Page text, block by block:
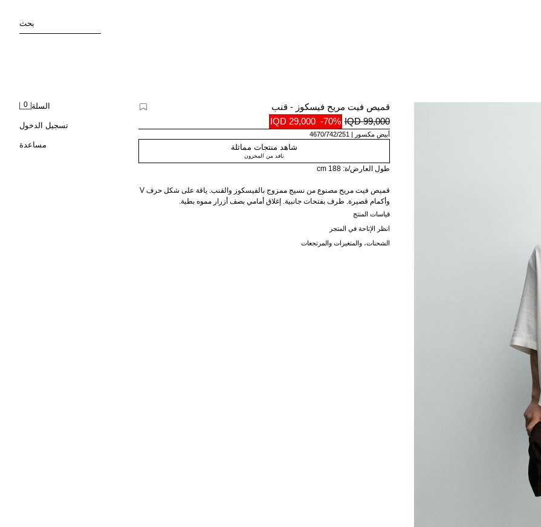
بحث
السلة 0
تسجيل الدخول
مساعدة
قميص فيت مريح فيسكوز - قنب
99,000 IQD
-70%
29,000 IQD
أبيض مكسور 4670/742/251
شاهد منتجات مماثلة
نافد من المخزون
طول العارض/ة: 188 cm
قميص فيت مريح مصنوع من نسيج ممزوج بالفيسكوز والقنب. ياقة على شكل حرف V
وأكمام قصيرة. طرف بفتحات جانبية. إغلاق أمامي بصف أزرار مموه بطية.
قياسات المنتج
انظر الإتاحة في المتجر
الشحنات، والمتغيرات والمرتجعات